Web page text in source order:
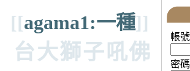
[[agama1:一種]]
台大獅子吼佛
帳號
密碼